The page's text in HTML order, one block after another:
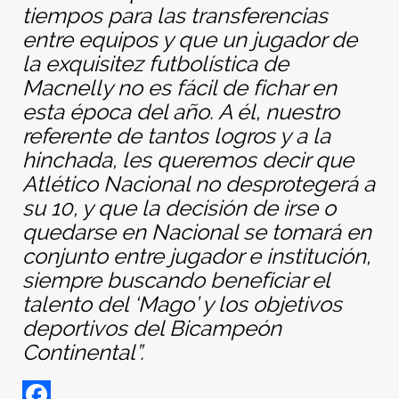
tiempos para las transferencias
entre equipos y que un jugador de
la exquisitez futbolística de
Macnelly no es fácil de fichar en
esta época del año. A él, nuestro
referente de tantos logros y a la
hinchada, les queremos decir que
Atlético Nacional no desprotegerá a
su 10, y que la decisión de irse o
quedarse en Nacional se tomará en
conjunto entre jugador e institución,
siempre buscando beneficiar el
talento del ‘Mago’ y los objetivos
deportivos del Bicampeón
Continental”.